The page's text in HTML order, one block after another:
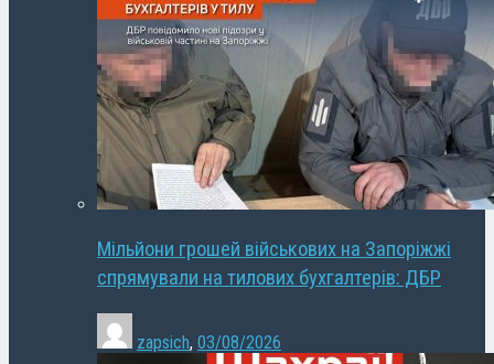
Мільйони грошей військових на Запоріжжі
спрямували на тилових бухгалтерів: ДБР
zapsich, 03/08/2026